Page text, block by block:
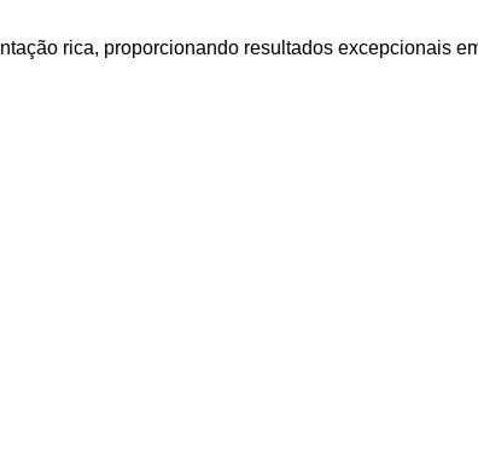
rica, proporcionando resultados excepcionais